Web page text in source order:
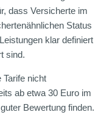
dass Versicherte im
Status
klar definiert
sind.
nicht
ab etwa 30 Euro im
Bewertung finden.